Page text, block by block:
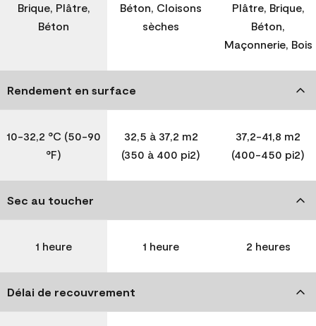
Brique, Plâtre,
Béton
Béton, Cloisons
sèches
Plâtre, Brique,
Béton,
Maçonnerie, Bois
Rendement en surface
10-32,2 °C (50-90
°F)
32,5 à 37,2 m2
(350 à 400 pi2)
37,2-41,8 m2
(400-450 pi2)
Sec au toucher
1 heure 1 heure 2 heures
Délai de recouvrement